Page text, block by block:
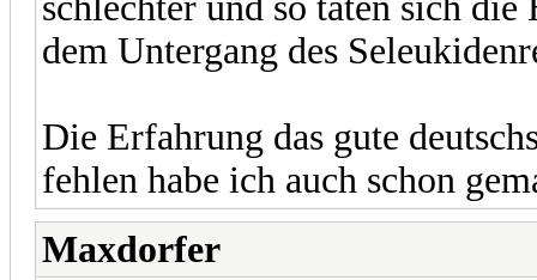
dem Untergang des
Die Erfahrung das gute
fehlen habe ich auch schon
Maxdorfer